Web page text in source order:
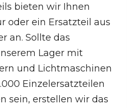
bieten wir Ihnen
oder ein Ersatzteil aus
an. Sollte das
Lager mit
und Lichtmaschinen
Einzelersatzteilen
sein, erstellen wir das